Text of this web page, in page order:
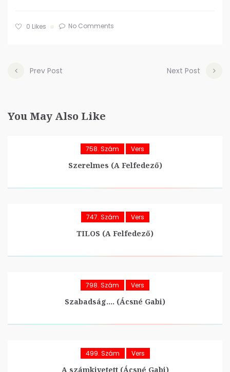
0 Likes No Comments
Prev Post Next Post
You May Also Like
758. Szám Vers
Szerelmes (A Felfedező)
747. Szám Vers
TILOS (A Felfedező)
798. Szám Vers
Szabadság…. (Ácsné Gabi)
499. Szám Vers
A számkivetett (Ácsné Gabi)